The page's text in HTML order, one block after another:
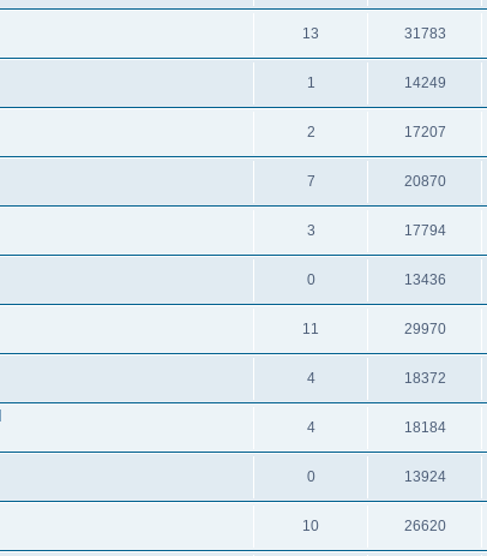
13 31783
1 14249
2 17207
7 20870
3 17794
0 13436
11 29970
4 18372
4 18184
0 13924
10 26620